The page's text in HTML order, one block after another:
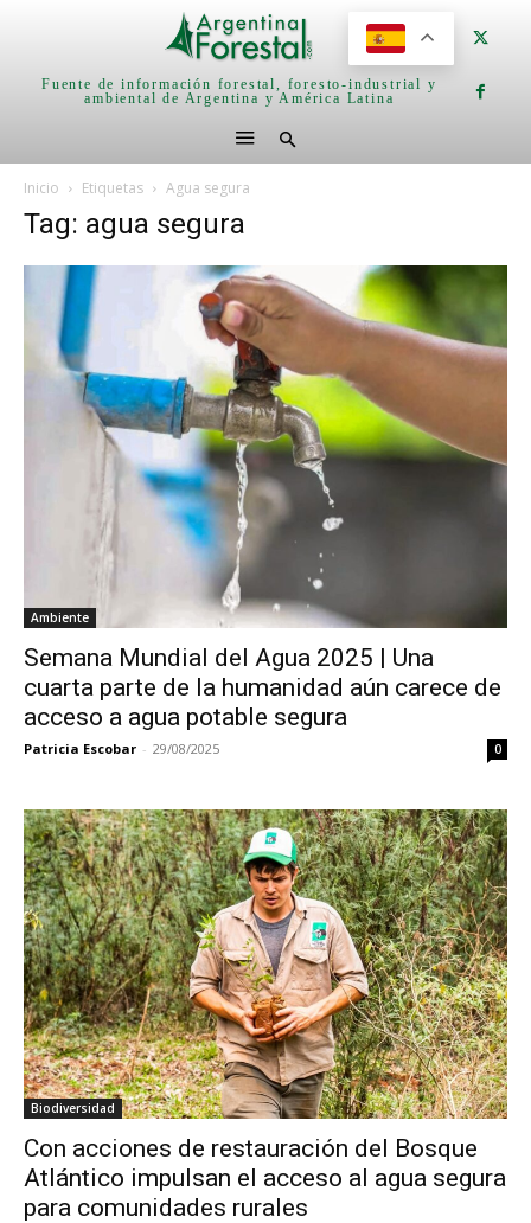
Fuente de información forestal, foresto-industrial y
ambiental de Argentina y América Latina
Inicio Etiquetas Agua segura
Tag: agua segura
Ambiente
Semana Mundial del Agua 2025 | Una
cuarta parte de la humanidad aún carece de
acceso a agua potable segura
Patricia Escobar - 29/08/2025 0
Biodiversidad
Con acciones de restauración del Bosque
Atlántico impulsan el acceso al agua segura
para comunidades rurales